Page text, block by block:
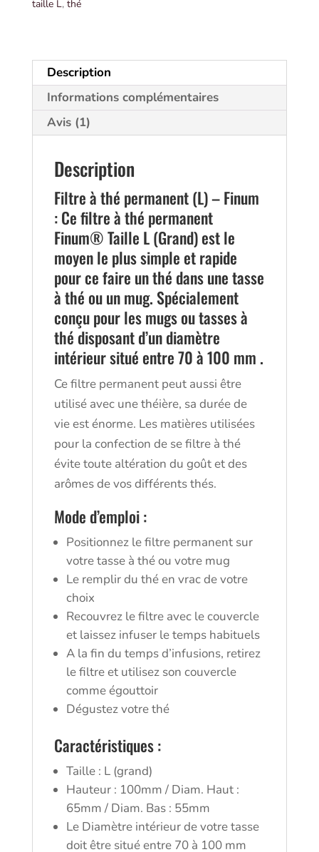
MUG
Finum
taille L, thé
Description
Informations complémentaires
Avis (1)
Description
Filtre à thé permanent (L) – Finum
: Ce filtre à thé permanent
Finum® Taille L (Grand) est le
moyen le plus simple et rapide
pour ce faire un thé dans une tasse
à thé ou un mug. Spécialement
conçu pour les mugs ou tasses à
thé disposant d’un diamètre
intérieur situé entre 70 à 100 mm .
Ce filtre permanent peut aussi être
utilisé avec une théière, sa durée de
vie est énorme. Les matières utilisées
pour la confection de se filtre à thé
évite toute altération du goût et des
arômes de vos différents thés.
Mode d’emploi :
Positionnez le filtre permanent sur
votre tasse à thé ou votre mug
Le remplir du thé en vrac de votre
choix
Recouvrez le filtre avec le couvercle
et laissez infuser le temps habituels
A la fin du temps d’infusions, retirez
le filtre et utilisez son couvercle
comme égouttoir
Dégustez votre thé
Caractéristiques :
Taille : L (grand)
Hauteur : 100mm / Diam. Haut :
65mm / Diam. Bas : 55mm
Le Diamètre intérieur de votre tasse
doit être situé entre 70 à 100 mm